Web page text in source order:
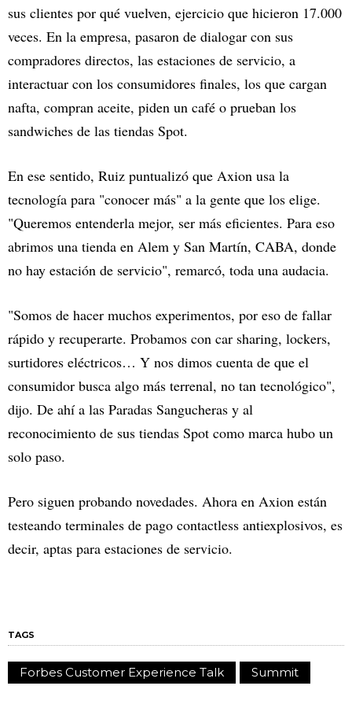
sus clientes por qué vuelven, ejercicio que hicieron 17.000
veces. En la empresa, pasaron de dialogar con sus
compradores directos, las estaciones de servicio, a
interactuar con los consumidores finales, los que cargan
nafta, compran aceite, piden un café o prueban los
sandwiches de las tiendas Spot.
En ese sentido, Ruiz puntualizó que Axion usa la
tecnología para "conocer más" a la gente que los elige.
"Queremos entenderla mejor, ser más eficientes. Para eso
abrimos una tienda en Alem y San Martín, CABA, donde
no hay estación de servicio", remarcó, toda una audacia.
"Somos de hacer muchos experimentos, por eso de fallar
rápido y recuperarte. Probamos con car sharing, lockers,
surtidores eléctricos… Y nos dimos cuenta de que el
consumidor busca algo más terrenal, no tan tecnológico",
dijo. De ahí a las Paradas Sangucheras y al
reconocimiento de sus tiendas Spot como marca hubo un
solo paso.
Pero siguen probando novedades. Ahora en Axion están
testeando terminales de pago contactless antiexplosivos, es
decir, aptas para estaciones de servicio.
TAGS
Forbes Customer Experience Talk Summit